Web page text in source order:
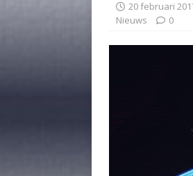
20 februari
Nieuws
0